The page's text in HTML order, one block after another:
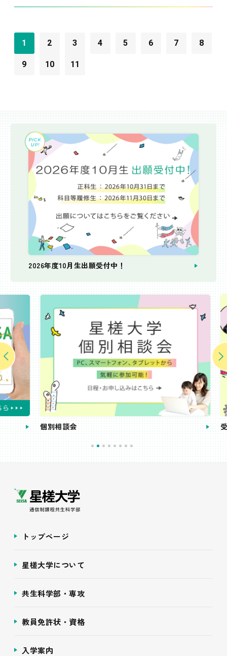
1 2 3 4 5 6 7 8
9 10 11
2026年度10月生出願受付中！
個別相談会 受講
トップページ
星槎大学について
共生科学部・専攻
教員免許状・資格
入学案内